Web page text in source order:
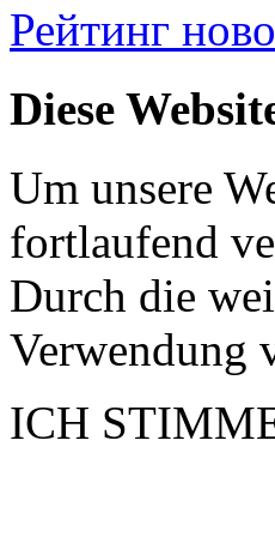
Рейтинг
Diese
Um unsere
fortlaufend
Durch die
Verwendung
ICH